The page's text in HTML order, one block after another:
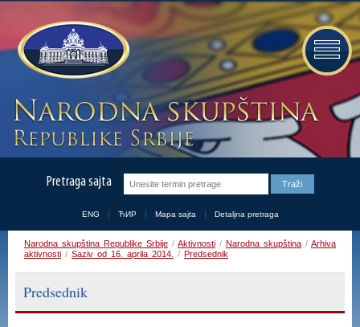
Pretraga sajta
ENG ЋИР Mapa sajta Detaljna pretraga
Narodna skupština Republike Srbije / Aktivnosti / Narodna skupština / Arhiva
aktivnosti / Saziv od 16. aprila 2014. / Predsednik
Predsednik